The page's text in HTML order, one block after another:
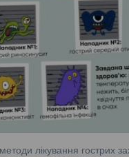
лікування гострих